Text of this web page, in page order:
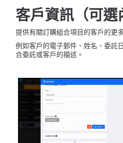
客戶資訊（可選
提供有關訂購組合項目的客戶的更
例如客戶的電子郵件、姓名、委託
合委託或客戶的描述。